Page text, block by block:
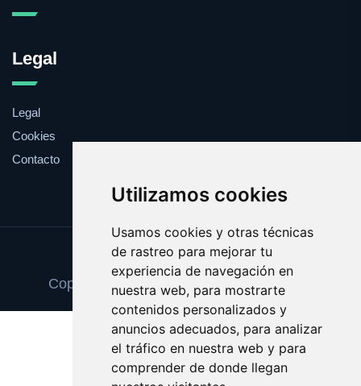
Utilizamos cookies
Usamos cookies y otras técnicas
de rastreo para mejorar tu
experiencia de navegación en
nuestra web, para mostrarte
contenidos personalizados y
anuncios adecuados, para analizar
el tráfico en nuestra web y para
comprender de donde llegan
Legal
Legal
Cookies
Contacto
Update cookies preferences
Copyright © 2025 cenadenochevieja.com